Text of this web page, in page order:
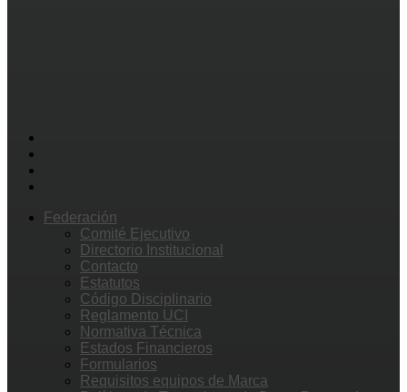
Federación
Comité Ejecutivo
Directorio Institucional
Contacto
Estatutos
Código Disciplinario
Reglamento UCI
Normativa Técnica
Estados Financieros
Formularios
Requisitos equipos de Marca